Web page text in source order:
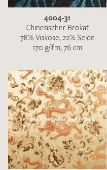
4004-31
Chinesischer Brokat
78% Viskose, 22% Seide
170 g/lfm, 76 cm